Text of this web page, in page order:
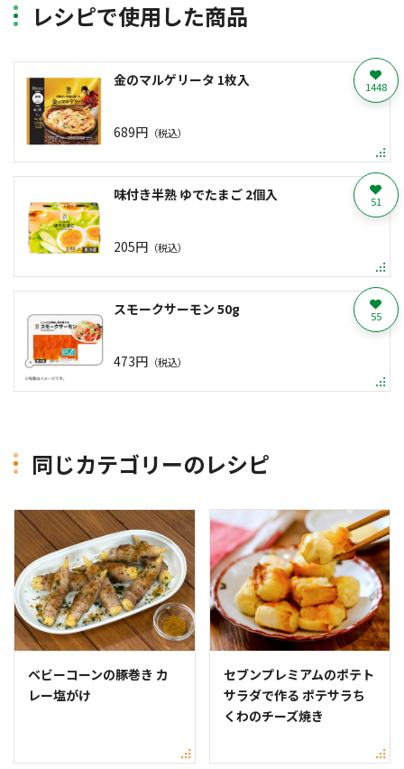
レシピで使用した商品
金のマルゲリータ 1枚入
689円 （税込）
1448
味付き半熟 ゆでたまご 2個入
205円 （税込）
51
スモークサーモン 50g
473円 （税込）
55
同じカテゴリーのレシピ
ベビーコーンの豚巻き カ
レー塩がけ
セブンプレミアムのポテト
サラダで作る ポテサラち
くわのチーズ焼き